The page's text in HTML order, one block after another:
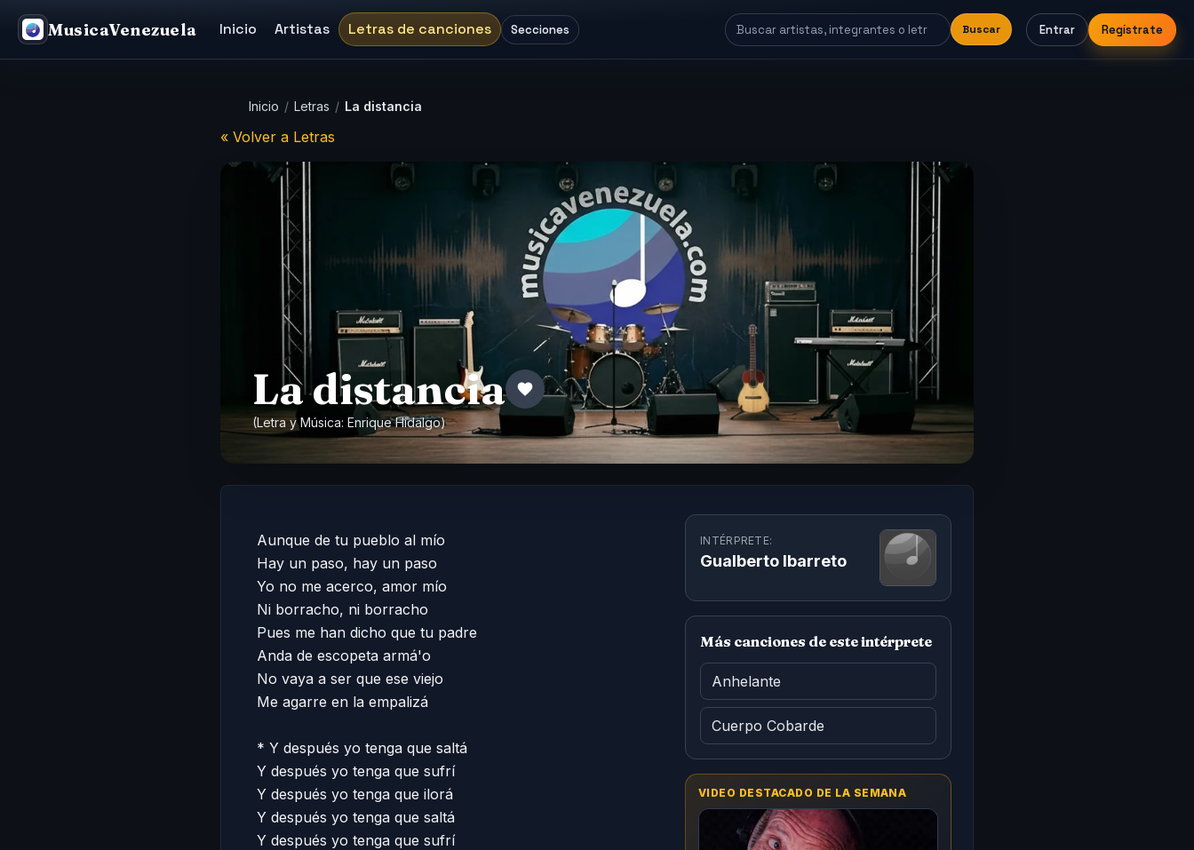
MusicaVenezuela Inicio Artistas Letras de canciones Secciones Buscar Entrar Regístrate
Inicio / Letras / La distancia
« Volver a Letras
La distancia
(Letra y Música: Enrique Hidalgo)
Aunque de tu pueblo al mío
Hay un paso, hay un paso
Yo no me acerco, amor mío
Ni borracho, ni borracho
Pues me han dicho que tu padre
Anda de escopeta armá'o
No vaya a ser que ese viejo
Me agarre en la empalizá
* Y después yo tenga que saltá
Y después yo tenga que sufrí
Y después yo tenga que ilorá
Y después yo tenga que saltá
Y después yo tenga que sufrí
INTÉRPRETE:
Gualberto Ibarreto
Más canciones de este intérprete
Anhelante
Cuerpo Cobarde
VIDEO DESTACADO DE LA SEMANA